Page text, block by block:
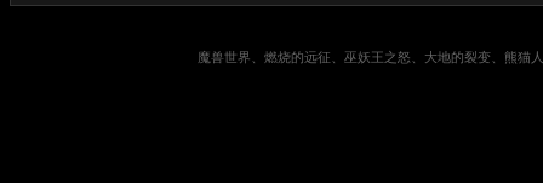
魔兽世界、燃烧的远征、巫妖王之怒、大地的裂变、熊猫